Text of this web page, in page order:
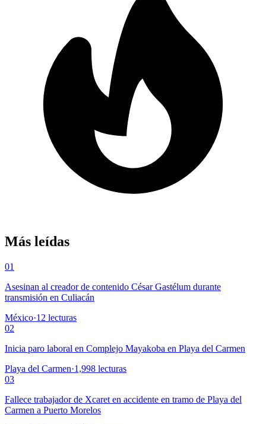
Más leídas
01
Asesinan al creador de contenido César Gastélum durante
transmisión en Culiacán
México·12 lecturas
02
Inicia paro laboral en Complejo Mayakoba en Playa del Carmen
Playa del Carmen·1,998 lecturas
03
Fallece trabajador de Xcaret en accidente en tramo de Playa del
Carmen a Puerto Morelos